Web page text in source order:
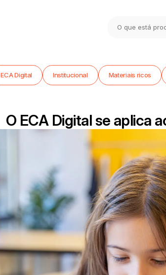
ECA Digital Institucional Materiais ricos
O ECA Digital se aplica